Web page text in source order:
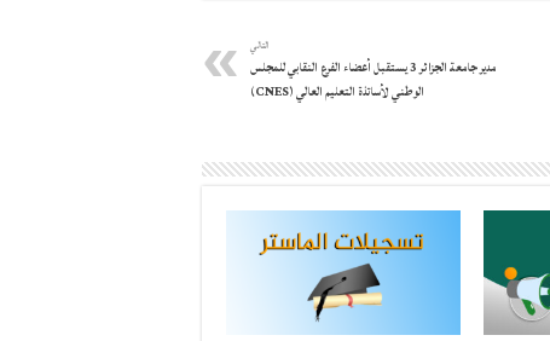
التالي
مدير جامعة الجزائر 3 يستقبل أعضاء الفرع النقابي للمجلس
الوطني لأساتذة التعليم العالي (CNES)